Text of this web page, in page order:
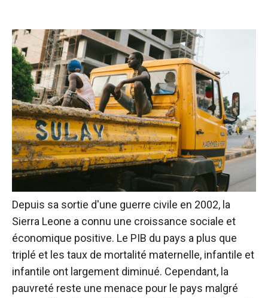
Depuis sa sortie d'une guerre civile en 2002, la
Sierra Leone a connu une croissance sociale et
économique positive. Le PIB du pays a plus que
triplé et les taux de mortalité maternelle, infantile et
infantile ont largement diminué. Cependant, la
pauvreté reste une menace pour le pays malgré